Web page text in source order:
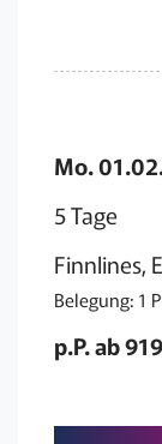
Mo.
5 Tage
Finnlines,
Belegung: 1
p.P. ab